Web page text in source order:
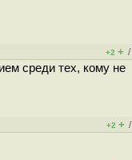
+2 + /
среди тех, кому не
+2 + /